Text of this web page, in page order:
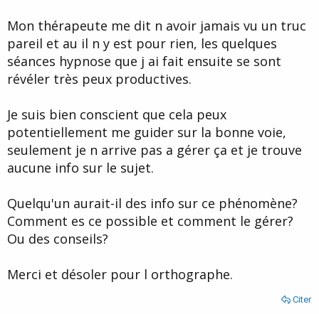
Mon thérapeute me dit n avoir jamais vu un truc
pareil et au il n y est pour rien, les quelques
séances hypnose que j ai fait ensuite se sont
révéler très peux productives.
Je suis bien conscient que cela peux
potentiellement me guider sur la bonne voie,
seulement je n arrive pas a gérer ça et je trouve
aucune info sur le sujet.
Quelqu'un aurait-il des info sur ce phénomène?
Comment es ce possible et comment le gérer?
Ou des conseils?
Merci et désoler pour l orthographe.
Citer